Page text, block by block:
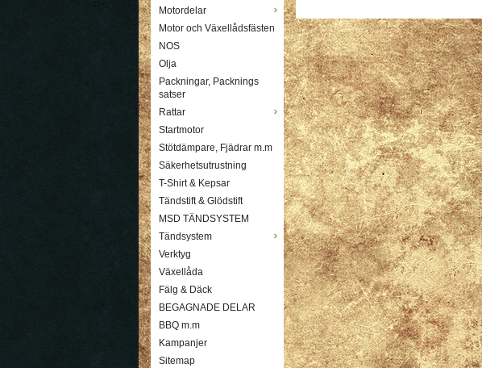
Motordelar
Motor och Växellådsfästen
NOS
Olja
Packningar, Packnings
satser
Rattar
Startmotor
Stötdämpare, Fjädrar m.m
Säkerhetsutrustning
T-Shirt & Kepsar
Tändstift & Glödstift
MSD TÄNDSYSTEM
Tändsystem
Verktyg
Växellåda
Fälg & Däck
BEGAGNADE DELAR
BBQ m.m
Kampanjer
Sitemap